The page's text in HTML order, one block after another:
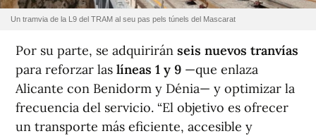
Un tramvia de la L9 del TRAM al seu pas pels túnels del Mascarat
Por su parte, se adquirirán seis nuevos tranvías
para reforzar las líneas 1 y 9 —que enlaza
Alicante con Benidorm y Dénia— y optimizar la
frecuencia del servicio. “El objetivo es ofrecer
un transporte más eficiente, accesible y